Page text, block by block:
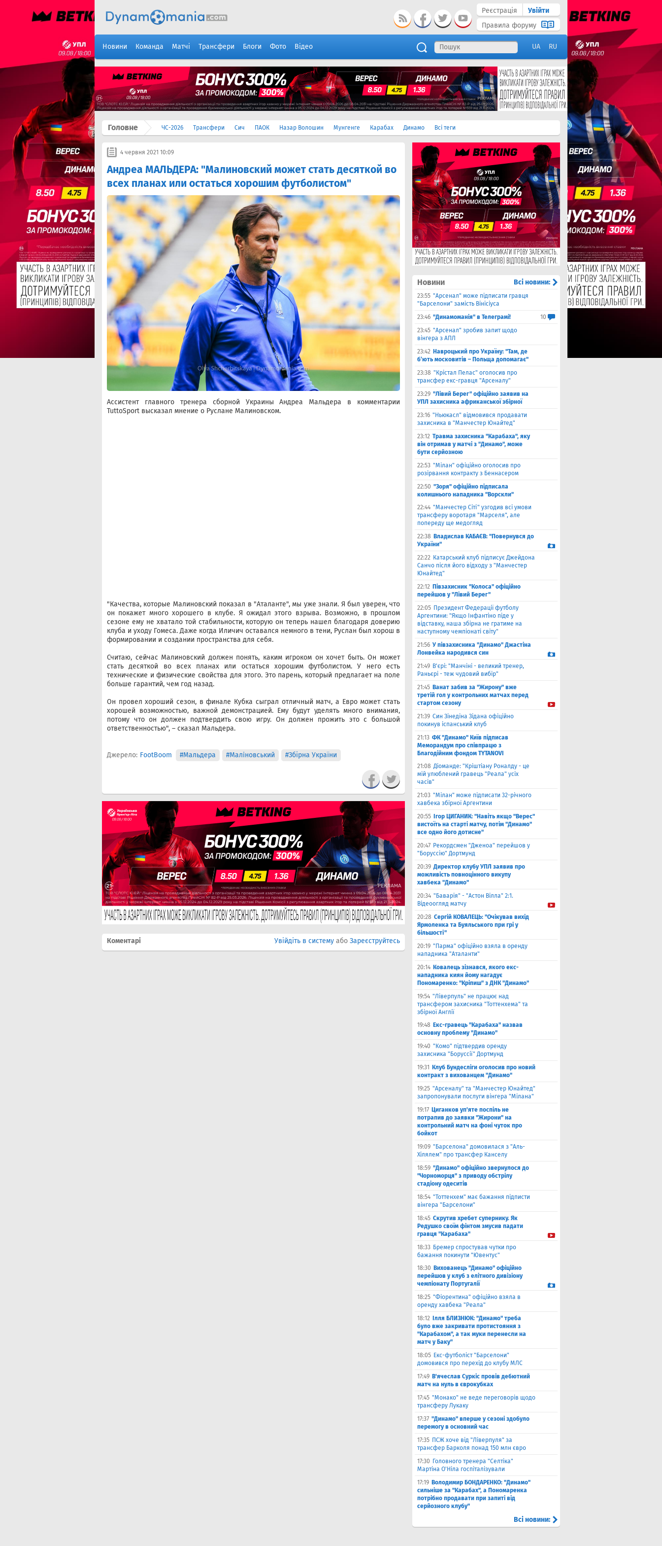
Реєстрація
Увійти
Правила форуму
Новини Команда Матчі Трансфери Блоги Фото Відео UA RU
Головне ЧС-2026 Трансфери Сич ПАОК Назар Волошин Мунгенге Карабах Динамо Всі теги
4 червня 2021 10:09
Андреа МАЛЬДЕРА: "Малиновский может стать десяткой во
всех планах или остаться хорошим футболистом"
Ассистент главного тренера сборной Украины Андреа Мальдера в комментарии
TuttoSport высказал мнение о Руслане Малиновском.
"Качества, которые Малиновский показал в "Аталанте", мы уже знали. Я был уверен, что
он покажет много хорошего в клубе. Я ожидал этого взрыва. Возможно, в прошлом
сезоне ему не хватало той стабильности, которую он теперь нашел благодаря доверию
клуба и уходу Гомеса. Даже когда Иличич оставался немного в тени, Руслан был хорош в
формировании и создании пространства для себя.
Считаю, сейчас Малиновский должен понять, каким игроком он хочет быть. Он может
стать десяткой во всех планах или остаться хорошим футболистом. У него есть
технические и физические свойства для этого. Это парень, который предлагает на поле
больше гарантий, чем год назад.
Он провел хороший сезон, в финале Кубка сыграл отличный матч, а Евро может стать
хорошей возможностью, важной демонстрацией. Ему будут уделять много внимания,
потому что он должен подтвердить свою игру. Он должен прожить это с большой
ответственностью", – сказал Мальдера.
Джерело: FootBoom #Мальдера #Малiновський #Збірна України
Коментарі Увійдіть в систему або Зареєструйтесь
Новини Всі новини:
23:55 "Арсенал" може підписати гравця
"Барселони" замість Вінісіуса
23:46 "Динамоманія" в Телеграмі!
10
23:45 "Арсенал" зробив запит щодо
вінгера з АПЛ
23:42 Навроцький про Україну: "Там, де
б’ють московитів – Польща допомагає"
23:38 "Крістал Пелас" оголосив про
трансфер екс-гравця "Арсеналу"
23:29 "Лівий Берег" офіційно заявив на
УПЛ захисника африканської збірної
23:16 "Ньюкасл" відмовився продавати
захисника в "Манчестер Юнайтед"
23:12 Травма захисника "Карабаха", яку
він отримав у матчі з "Динамо", може
бути серйозною
22:53 "Мілан" офіційно оголосив про
розірвання контракту з Беннасером
22:50 "Зоря" офіційно підписала
колишнього нападника "Ворскли"
22:44 "Манчестер Сіті" узгодив всі умови
трансферу воротаря "Марселя", але
попереду ще медогляд
22:38 Владислав КАБАЄВ: "Повернувся до
України"
22:22 Катарський клуб підписує Джейдона
Санчо після його відходу з "Манчестер
Юнайтед"
22:12 Півзахисник "Колоса" офіційно
перейшов у "Лівий Берег"
22:05 Президент Федерації футболу
Аргентини: "Якщо Інфантіно піде у
відставку, наша збірна не гратиме на
наступному чемпіонаті світу"
21:56 У півзахисника "Динамо" Джастіна
Лонвейка народився син
21:49 В'єрі: "Манчіні - великий тренер,
Раньєрі - теж чудовий вибір"
21:45 Ванат забив за "Жирону" вже
третій гол у контрольних матчах перед
стартом сезону
21:39 Син Зінедіна Зідана офіційно
покинув іспанський клуб
21:13 ФК "Динамо" Київ підписав
Меморандум про співпрацю з
Благодійним фондом TYTANOVI
21:08 Діоманде: "Кріштіану Роналду - це
мій улюблений гравець "Реала" усіх
часів"
21:03 "Мілан" може підписати 32-річного
хавбека збірної Аргентини
20:55
Ігор ЦИГАНИК: "Навіть якщо "Верес"
вистоїть на старті матчу, потім "Динамо"
все одно його дотисне"
20:47 Рекордсмен "Дженоа" перейшов у
"Боруссію" Дортмунд
20:39 Директор клубу УПЛ заявив про
можливість повноцінного викупу
хавбека "Динамо"
20:34 "Баварія" - "Астон Вілла" 2:1.
Відеоогляд матчу
20:28 Сергій КОВАЛЕЦЬ: "Очікував вихід
Ярмоленка та Буяльського при грі у
більшості"
20:19 "Парма" офіційно взяла в оренду
нападника "Аталанти"
20:14 Ковалець зізнався, якого екс-
нападника киян йому нагадує
Пономаренко: "Кріпиш" з ДНК "Динамо"
19:54 "Ліверпуль" не працює над
трансфером захисника "Тоттенхема" та
збірної Англії
19:48 Екс-гравець "Карабаха" назвав
основну проблему "Динамо"
19:40 "Комо" підтвердив оренду
захисника "Боруссії" Дортмунд
19:31
Клуб Бундесліги оголосив про новий
контракт з вихованцем "Динамо"
19:25 "Арсеналу" та "Манчестер Юнайтед"
запропонували послуги вінгера "Мілана"
19:17 Циганков уп'яте поспіль не
потрапив до заявки "Жирони" на
контрольний матч на фоні чуток про
бойкот
19:09 "Барселона" домовилася з "Аль-
Хілялем" про трансфер Канселу
18:59 "Динамо" офіційно звернулося до
"Чорноморця" з приводу обстрілу
стадіону одеситів
18:54 "Тоттенхем" має бажання підписти
вінгера "Барселони"
18:45 Скрутив хребет супернику. Як
Редушко своїм фінтом змусив падати
гравця "Карабаха"
18:33 Бремер спростував чутки про
бажання покинути "Ювентус"
18:30 Вихованець "Динамо" офіційно
перейшов у клуб з елітного дивізіону
чемпіонату Португалії
18:25 "Фіорентина" офіційно взяла в
оренду хавбека "Реала"
18:12
Ілля БЛИЗНЮК: "Динамо" треба
було вже закривати протистояння з
"Карабахом", а так муки перенесли на
матч у Баку"
18:05 Екс-футболіст "Барселони"
домовився про перехід до клубу МЛС
17:49 В'ячеслав Суркіс провів дебютний
матч на нуль в єврокубках
17:45 "Монако" не веде переговорів щодо
трансферу Лукаку
17:37 "Динамо" вперше у сезоні здобуло
перемогу в основний час
17:35 ПСЖ хоче від "Ліверпуля" за
трансфер Барколя понад 150 млн євро
17:30 Головного тренера "Селтіка"
Мартіна О'Ніла госпіталізували
17:19 Володимир БОНДАРЕНКО: "Динамо"
сильніше за "Карабах", а Пономаренка
потрібно продавати при запиті від
серйозного клубу"
Всі новини: